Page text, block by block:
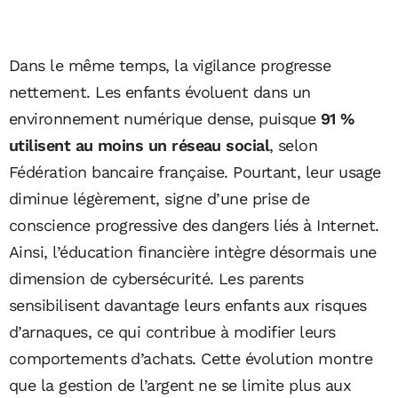
Dans le même temps, la vigilance progresse
nettement. Les enfants évoluent dans un
environnement numérique dense, puisque 91 %
utilisent au moins un réseau social, selon
Fédération bancaire française. Pourtant, leur usage
diminue légèrement, signe d’une prise de
conscience progressive des dangers liés à Internet.
Ainsi, l’éducation financière intègre désormais une
dimension de cybersécurité. Les parents
sensibilisent davantage leurs enfants aux risques
d’arnaques, ce qui contribue à modifier leurs
comportements d’achats. Cette évolution montre
que la gestion de l’argent ne se limite plus aux